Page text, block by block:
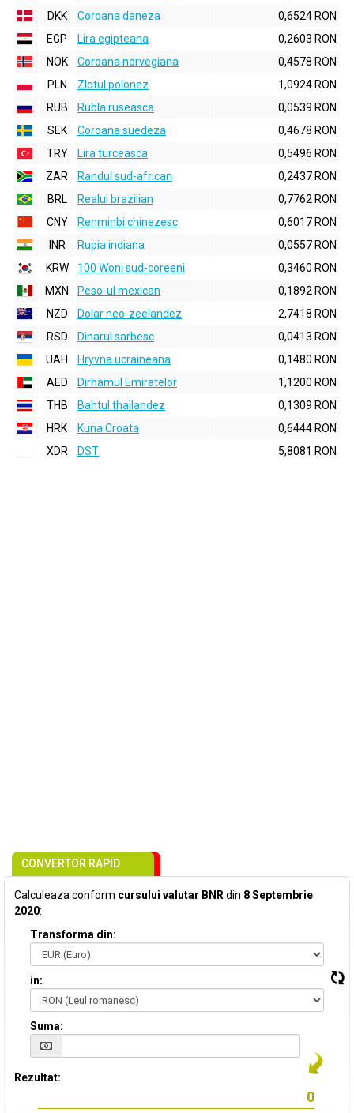
DKK
Coroana daneza
0,6524 RON
EGP
Lira egipteana
0,2603 RON
NOK
Coroana norvegiana
0,4578 RON
PLN
Zlotul polonez
1,0924 RON
RUB
Rubla ruseasca
0,0539 RON
SEK
Coroana suedeza
0,4678 RON
TRY
Lira turceasca
0,5496 RON
ZAR
Randul sud-african
0,2437 RON
BRL
Realul brazilian
0,7762 RON
CNY
Renminbi chinezesc
0,6017 RON
INR
Rupia indiana
0,0557 RON
KRW
100 Woni sud-coreeni
0,3460 RON
MXN
Peso-ul mexican
0,1892 RON
NZD
Dolar neo-zeelandez
2,7418 RON
RSD
Dinarul sarbesc
0,0413 RON
UAH
Hryvna ucraineana
0,1480 RON
AED
Dirhamul Emiratelor
1,1200 RON
THB
Bahtul thailandez
0,1309 RON
HRK
Kuna Croata
0,6444 RON
XDR
DST 5,8081 RON
CONVERTOR RAPID
Calculeaza conform cursului valutar BNR din 8 Septembrie
2020:
Transforma din:
in:
Suma:
Rezultat: